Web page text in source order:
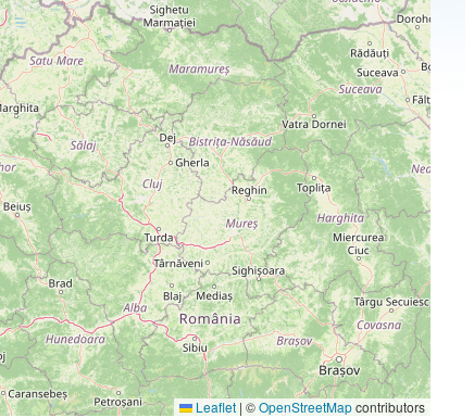
Leaflet | ©OpenStreetMapcontributors